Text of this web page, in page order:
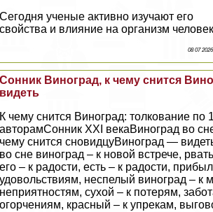
Сегодня ученые активно изучают его
свойства и влияние на организм
08 07
Сонник Виноград, к чему снится
видеть
К чему снится Виноград: толкование по
авторамСонник XXI векаВиноград во
чему снится сновидцуВиноград —
во сне виноград – к новой встрече, рвать
его – к радости, есть – к радости,
удовольствиям, неспелый виноград – к
неприятностям, сухой – к потерям,
огорчениям, красный – к упрекам,